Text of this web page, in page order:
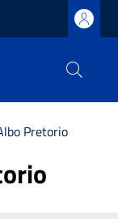
Pretorio